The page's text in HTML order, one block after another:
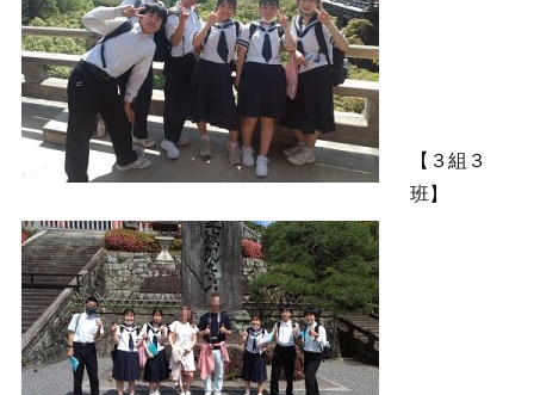
【３組３
班】